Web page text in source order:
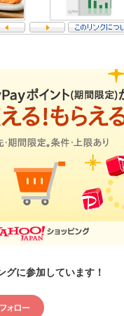
グに参加しています！